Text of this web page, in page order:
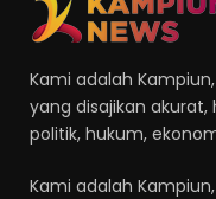
Kami adalah
yang disajikan
politik, hukum,
Kami adalah